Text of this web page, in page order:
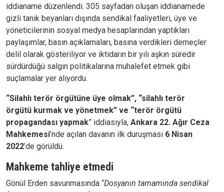
iddianame düzenlendi. 305 sayfadan oluşan iddianamede
gizli tanık beyanları dışında sendikal faaliyetleri, üye ve
yöneticilerinin sosyal medya hesaplarından yaptıkları
paylaşımlar, basın açıklamaları, basına verdikleri demeçler
delil olarak gösteriliyor ve iktidarın bir yılı aşkın süredir
sürdürdüğü salgın politikalarına muhalefet etmek gibi
suçlamalar yer alıyordu.
“Silahlı terör örgütüne üye olmak”, “silahlı terör
örgütü kurmak ve yönetmek” ve “terör örgütü
propagandası yapmak” iddiasıyla, Ankara 22. Ağır Ceza
Mahkemesi’nde açılan davanın ilk duruşması 6 Nisan
2022’de görüldü.
Mahkeme tahliye etmedi
Gönül Erden savunmasında “Dosyanın tamamında sendikal